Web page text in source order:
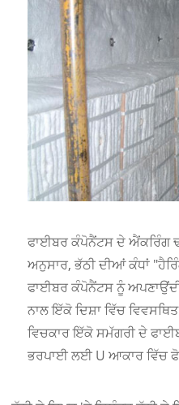
ਫਾਈਬਰ ਕੰਪੋਨੈਂਟਸ ਦੇ ਐਂਕਰਿੰਗ
ਅਨੁਸਾਰ, ਭੱਠੀ ਦੀਆਂ ਕੰਧਾਂ
ਫਾਈਬਰ ਕੰਪੋਨੈਂਟਸ ਨੂੰ
ਨਾਲ ਇੱਕੋ ਦਿਸ਼ਾ ਵਿੱਚ
ਵਿਚਕਾਰ ਇੱਕੋ ਸਮੱਗਰੀ ਦੇ
ਭਰਪਾਈ ਲਈ U ਆਕਾਰ ਵਿੱਚ